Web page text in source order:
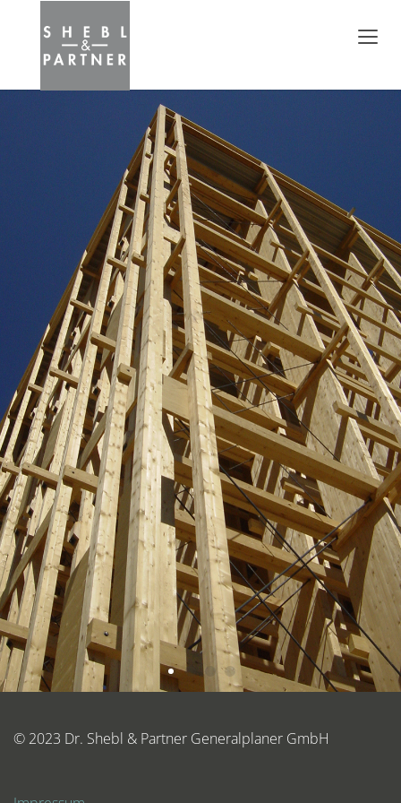
© 2023 Dr. Shebl & Partner Generalplaner GmbH